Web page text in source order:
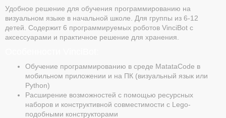
Удобное решение для обучения программированию на
визуальном языке в начальной школе. Для группы из 6-12
детей. Содержит 6 программируемых роботов VinciBot с
аксессуарами и практичное решение для хранения.
Обучение программированию в среде MatataСode в
мобильном приложении и на ПК (визуальный язык или
Python)
Расширение возможностей с помощью ресурсных
наборов и конструктивной совместимости с Lego-
подобными конструкторами